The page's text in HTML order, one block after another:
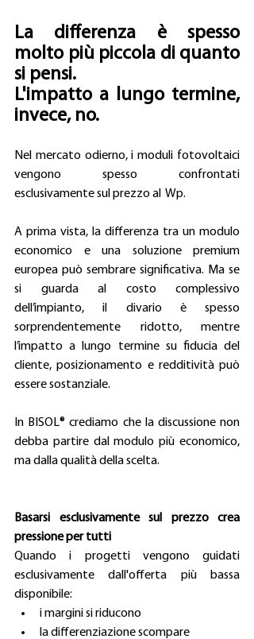
La differenza è spesso
molto più piccola di quanto
si pensi.
L'impatto a lungo termine,
invece, no.
Nel mercato odierno, i moduli fotovoltaici
vengono spesso confrontati
esclusivamente sul prezzo al  Wp.
A prima vista, la differenza tra un modulo
economico e una soluzione premium
europea può sembrare significativa. Ma se
si guarda al costo complessivo
dell’impianto, il divario è spesso
sorprendentemente ridotto, mentre
l’impatto a lungo termine su fiducia del
cliente, posizionamento e redditività può
essere sostanziale.
In BISOL® crediamo che la discussione non
debba partire dal modulo più economico,
ma dalla qualità della scelta.
Basarsi esclusivamente sul prezzo crea
pressione per tutti
Quando i progetti vengono guidati
esclusivamente dall'offerta più bassa
disponibile:
i margini si riducono
la differenziazione scompare